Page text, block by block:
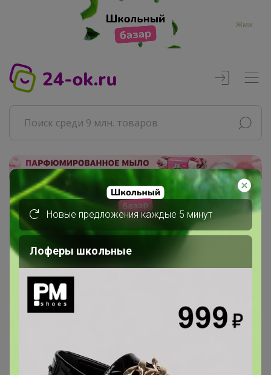
Жми
Реклама
Главная
lessik
Сообщения пользователя
Сообщения пользователя —
Новые предложения каждые 5 минут
Лоферы школьные